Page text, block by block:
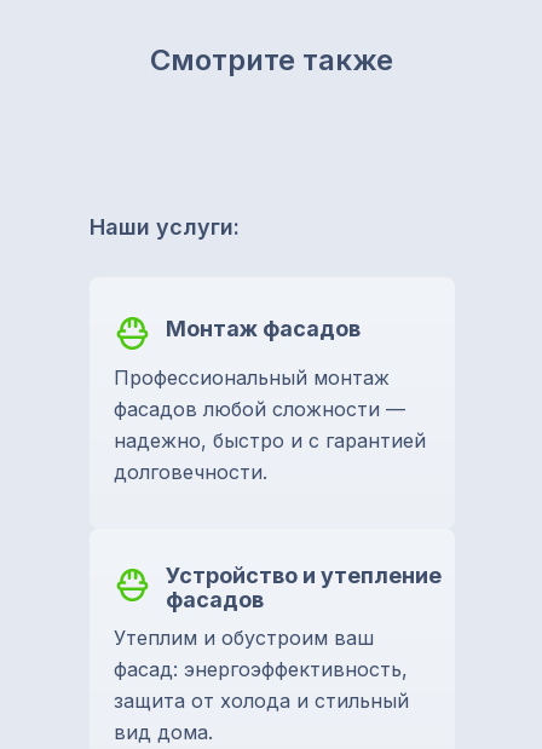
Смотрите также
Монтаж фасадов
Профессиональный монтаж
фасадов любой сложности —
надежно, быстро и с гарантией
долговечности.
Устройство и утепление
фасадов
Утеплим и обустроим ваш
фасад: энергоэффективность,
защита от холода и стильный
вид дома.
Наши услуги: